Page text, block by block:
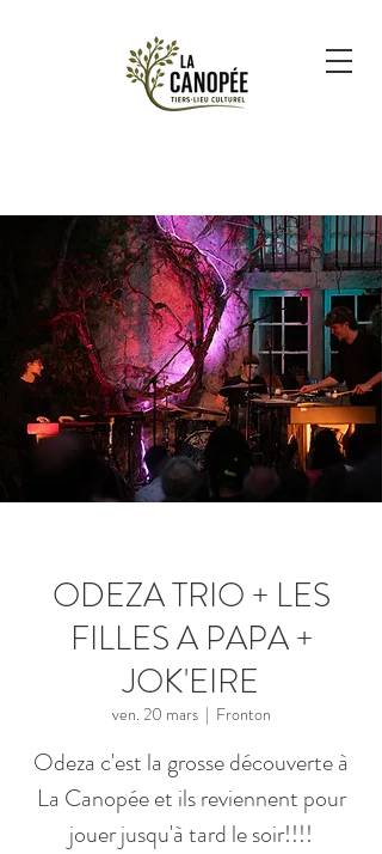
ODEZA TRIO + LES
FILLES A PAPA +
JOK'EIRE
ven. 20 mars
  |
Fronton
Odeza c'est la grosse découverte à
La Canopée et ils reviennent pour
jouer jusqu'à tard le soir!!!!